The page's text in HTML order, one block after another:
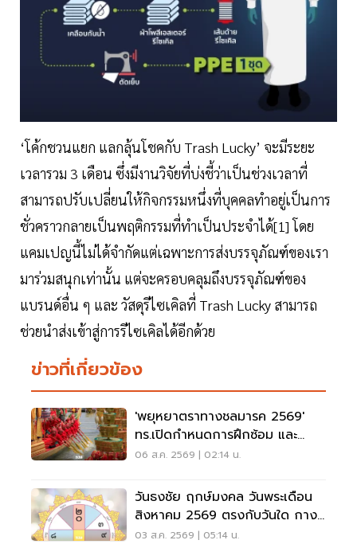
‘โค้กชวนแยก แลกลุ้นโชคกับ Trash Lucky’ จะมีระยะ
เวลารวม 3 เดือน ซึ่งมีงานวิจัยที่บ่งชี้ว่าเป็นช่วงเวลาที่
สามารถปรับเปลี่ยนให้กิจกรรมหนึ่งที่บุคคลทำอยู่เป็นการ
ชั่วคราวกลายเป็นพฤติกรรมที่ทำเป็นประจำได้[1] โดย
แคมเปญนี้ไม่ได้จำกัดแต่เฉพาะการส่งบรรจุภัณฑ์ของเรา
มาร่วมสนุกเท่านั้น แต่จะครอบคลุมถึงบรรจุภัณฑ์ของ
แบรนด์อื่น ๆ และ วัสดุรีไซเคิลที่ Trash Lucky สามารถ
ช่วยนำส่งเข้าสู่การรีไซเคิลได้อีกด้วย
ข่าวที่เกี่ยวข้อง
'พยุหยาตราทางชลมารค 2569'
ทร.เปิดกำหนดการฝึกซ้อม และ
วันพระราชพิธี จุดชมขบวน
06 ส.ค. 2569 | 02:14 น.
วันธงชัย ฤกษ์มงคล วันพระเดือน
สิงหาคม 2569 ตรงกับวันใด กาง
ปฏิทินเช็กที่นี่
03 ส.ค. 2569 | 05:14 น.